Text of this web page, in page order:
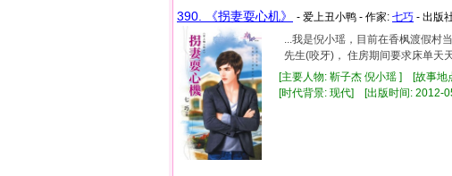
390. 《拐妻耍心机》 - 爱上丑小鸭 - 作家: 七巧 - 出版
...我是倪小瑶，目前在香枫渡假
先生(咬牙)， 住房期间要求床单天
[主要人物: 靳子杰 倪小瑶 ] [故事地
[时代背景: 现代] [出版时间: